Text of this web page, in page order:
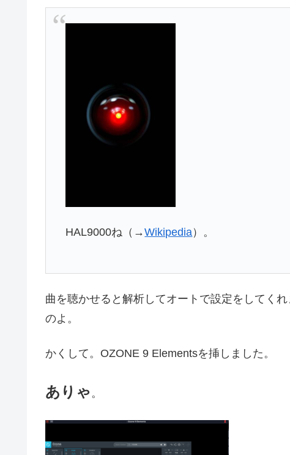
HAL9000ね（→Wikipedia）。
曲を聴かせると解析してオートで設定をしてく
のよ。
かくして。OZONE 9 Elementsを挿しました。
ありゃ 。